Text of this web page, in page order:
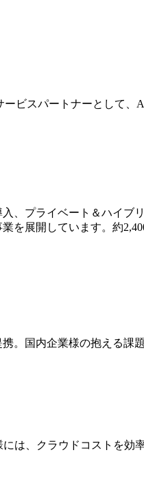
ビスパートナーとして
プライベート＆ハイブ
を展開しています。約
。国内企業様の抱える課
は、クラウドコストを